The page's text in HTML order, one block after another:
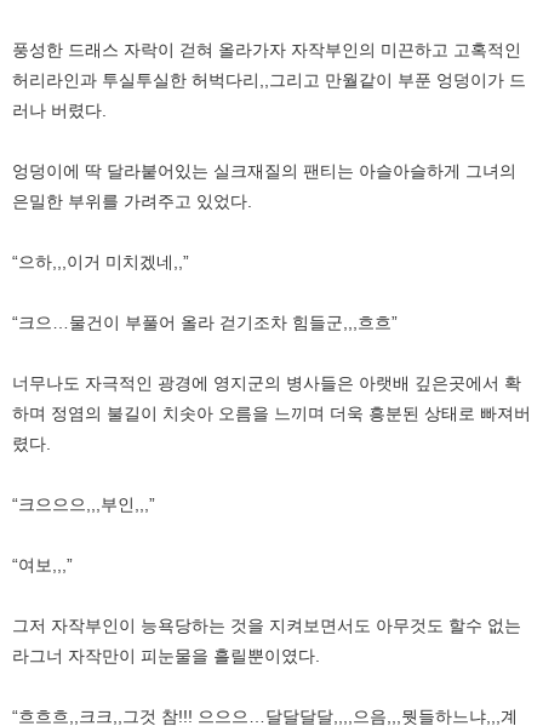
풍성한 드래스 자락이 걷혀 올라가자 자작부인의 미끈하고 고혹적인
허리라인과 투실투실한 허벅다리,,그리고 만월같이 부푼 엉덩이가 드
러나 버렸다.
엉덩이에 딱 달라붙어있는 실크재질의 팬티는 아슬아슬하게 그녀의
은밀한 부위를 가려주고 있었다.
“으하,,,이거 미치겠네,,”
“크으…물건이 부풀어 올라 걷기조차 힘들군,,,흐흐”
너무나도 자극적인 광경에 영지군의 병사들은 아랫배 깊은곳에서 확
하며 정염의 불길이 치솟아 오름을 느끼며 더욱 흥분된 상태로 빠져버
렸다.
“크으으으,,,부인,,,”
“여보,,,”
그저 자작부인이 능욕당하는 것을 지켜보면서도 아무것도 할수 없는
라그너 자작만이 피눈물을 흘릴뿐이였다.
“흐흐흐,,크크,,그것 참!!! 으으으…달달달달,,,,으음,,,뭣들하느냐,,,계